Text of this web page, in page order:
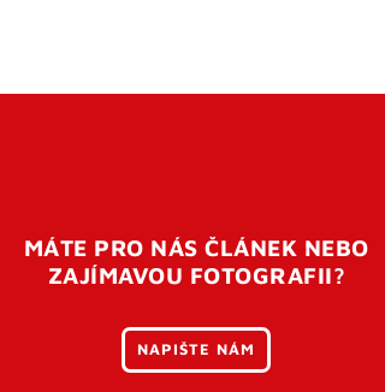
MÁTE PRO NÁS ČLÁNEK NEBO
ZAJÍMAVOU FOTOGRAFII?
NAPIŠTE NÁM